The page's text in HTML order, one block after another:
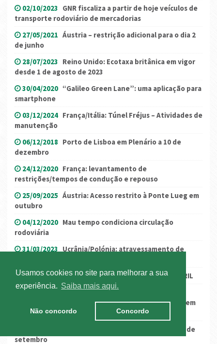
Usamos cookies no site para melhorar a sua
experiência.
Saiba mais aqui.
Não concordo Concordo
02/10/2023 GNR fiscaliza a partir de hoje veículos de
transporte rodoviário de mercadorias
27/05/2021 Áustria – restrição adicional para o dia 2
de junho
28/07/2023 Reino Unido: Ecotaxa britânica em vigor
desde 1 de agosto de 2023
30/04/2020 “Galileo Green Lane”: uma aplicação para
smartphone
03/12/2024 França/Itália: Túnel Fréjus – Atividades de
manutenção
06/12/2018 Porto de Lisboa em Plenário a 10 de
dezembro
24/12/2020 França: levantamento de
restrições/tempos de condução e repouso
25/09/2025 Áustria: Acesso restrito à Ponte Lueg em
outubro
04/12/2020 Mau tempo condiciona circulação
rodoviária
31/03/2023 Ucrânia/Polónia: atravessamento de
08/08/2025 Trabalhos de manutenção no IC17/CRIL
27/08/2024
Reino Unido: Atualização das
notificações de trânsito SPS para produtos de origem
animal
Itália: greve nacional nos dias 19 e 22 de
setembro